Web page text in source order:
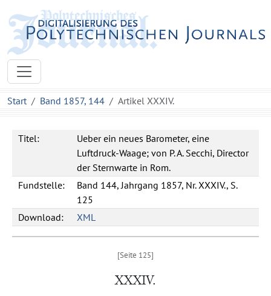
Start Band 1857, 144 Artikel XXXIV.
Titel:
Ueber ein neues Barometer, eine
Luftdruck-Waage; von P. A. Secchi, Director
der Sternwarte in Rom.
Fundstelle:
Band 144, Jahrgang 1857, Nr. XXXIV., S.
125
Download:
XML
XXXIV.